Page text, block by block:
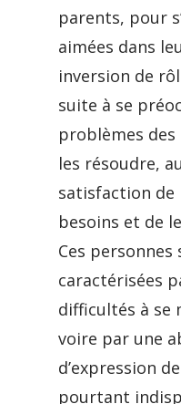
parents, pour
aimées dans
inversion de
suite à se
problèmes
les résoudre,
satisfaction
besoins et de
Ces
caractérisées
difficultés à se
voire par une
d’expression
pourtant